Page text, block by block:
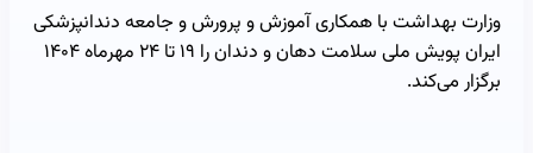
وزارت بهداشت با همکاری آموزش و پرورش و جامعه دندانپزشکی
ایران پویش ملی سلامت دهان و دندان را ۱۹ تا ۲۴ مهرماه ۱۴۰۴
برگزار می‌کند.